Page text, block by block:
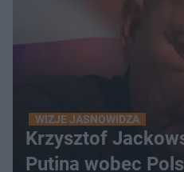
WIZJE JASNOWIDZA
Krzysztof
Putina wobec